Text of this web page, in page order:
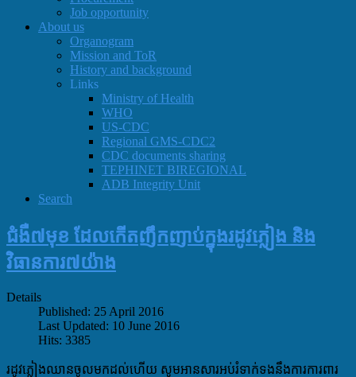
Job opportunity
About us
Organogram
Mission and ToR
History and background
Links
Ministry of Health
WHO
US-CDC
Regional GMS-CDC2
CDC documents sharing
TEPHINET BIREGIONAL
ADB Integrity Unit
Search
ជំងឺ៧មុខ ដែលកើតញឹកញាប់ក្នុងរដូវភ្លៀង និង
វិធានការ៧យ៉ាង
Details
Published: 25 April 2016
Last Updated: 10 June 2016
Hits: 3385
រដូវភ្លៀងឈានចូលមកដល់ហើយ សូមអានសារអប់រំទាក់ទងនឹងការការពារ